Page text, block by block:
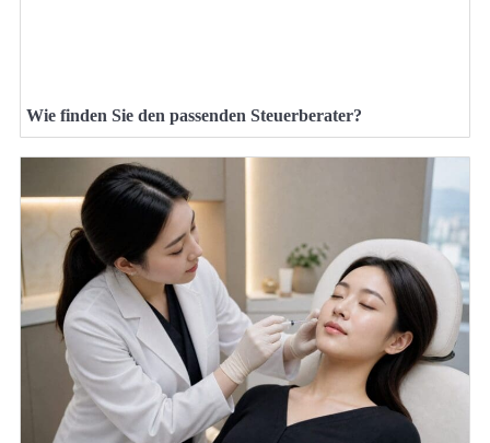
Wie finden Sie den passenden Steuerberater?